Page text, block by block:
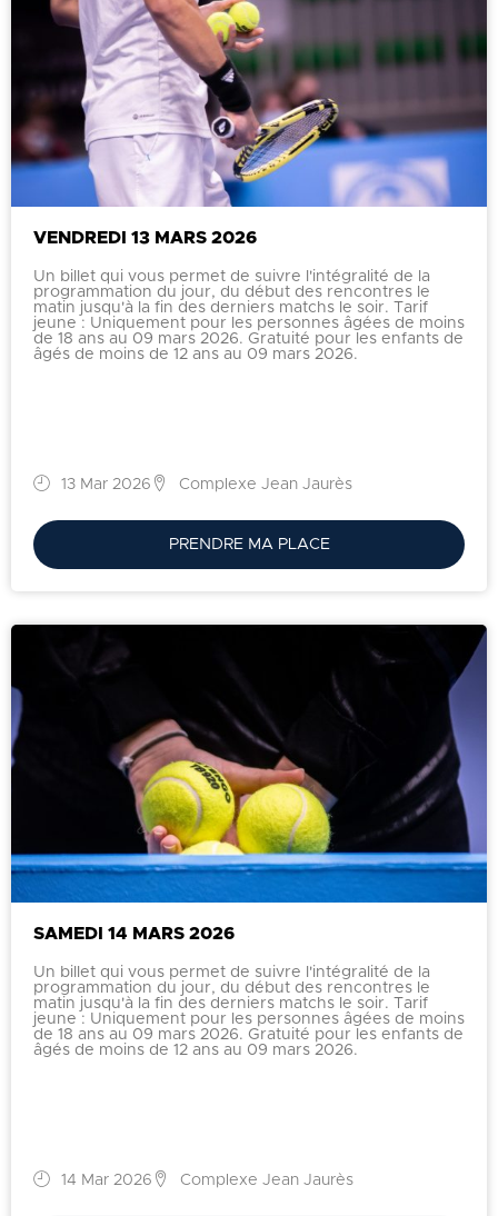
VENDREDI 13 MARS 2026
Un billet qui vous permet de suivre l'intégralité de la
programmation du jour, du début des rencontres le
matin jusqu'à la fin des derniers matchs le soir. Tarif
jeune : Uniquement pour les personnes âgées de moins
de 18 ans au 09 mars 2026. Gratuité pour les enfants de
âgés de moins de 12 ans au 09 mars 2026.
13 Mar 2026 Complexe Jean Jaurès
PRENDRE MA PLACE
SAMEDI 14 MARS 2026
Un billet qui vous permet de suivre l'intégralité de la
programmation du jour, du début des rencontres le
matin jusqu'à la fin des derniers matchs le soir. Tarif
jeune : Uniquement pour les personnes âgées de moins
de 18 ans au 09 mars 2026. Gratuité pour les enfants de
âgés de moins de 12 ans au 09 mars 2026.
14 Mar 2026 Complexe Jean Jaurès